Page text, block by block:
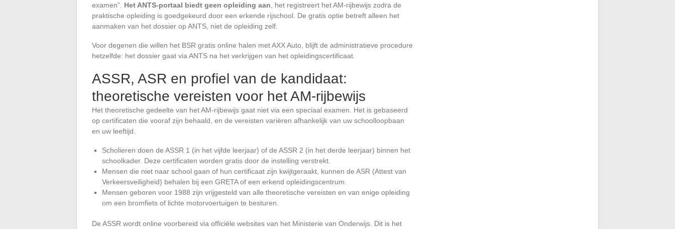
examen”. Het ANTS-portaal biedt geen opleiding aan , het registreert het AM-rijbewijs zodra de
praktische opleiding is goedgekeurd door een erkende rijschool. De gratis optie betreft alleen het
aanmaken van het dossier op ANTS, niet de opleiding zelf.
Voor degenen die willen het BSR gratis online halen met AXX Auto, blijft de administratieve procedure
hetzelfde: het dossier gaat via ANTS na het verkrijgen van het opleidingscertificaat.
ASSR, ASR en profiel van de kandidaat:
theoretische vereisten voor het AM-rijbewijs
Het theoretische gedeelte van het AM-rijbewijs gaat niet via een speciaal examen. Het is gebaseerd
op certificaten die vooraf zijn behaald, en de vereisten variëren afhankelijk van uw schoolloopbaan
en uw leeftijd.
Scholieren doen de ASSR 1 (in het vijfde leerjaar) of de ASSR 2 (in het derde leerjaar) binnen het
schoolkader. Deze certificaten worden gratis door de instelling verstrekt.
Mensen die niet naar school gaan of hun certificaat zijn kwijtgeraakt, kunnen de ASR (Attest van
Verkeersveiligheid) behalen bij een GRETA of een erkend opleidingscentrum.
Mensen geboren voor 1988 zijn vrijgesteld van alle theoretische vereisten en van enige opleiding
om een bromfiets of lichte motorvoertuigen te besturen.
De ASSR wordt online voorbereid via officiële websites van het Ministerie van Onderwijs. Dit is het